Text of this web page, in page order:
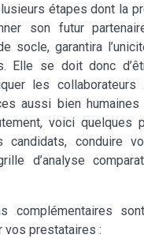
étapes dont la
son futur
socle, garantira
Elle se doit donc
les
aussi bien humaines
voici quelques
candidats, conduire
d’analyse
complémentaires
vos prestataires :